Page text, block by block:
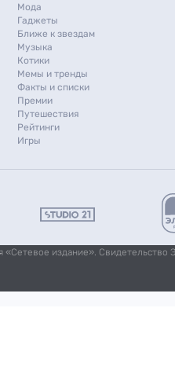
Мода
Гаджеты
Ближе к звездам
Музыка
Котики
Мемы и тренды
Факты и списки
Премии
Путешествия
Рейтинги
Игры
издание».